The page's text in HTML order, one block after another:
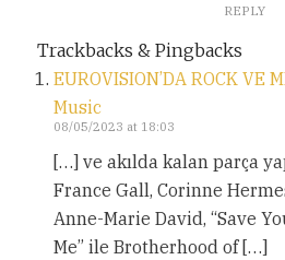
REPLY
Trackbacks & Pingbacks
EUROVISION’DA ROCK VE
Music
08/05/2023 at 18:03
[…] ve akılda kalan parça
France Gall, Corinne
Anne-Marie David, “Save
Me” ile Brotherhood of […]